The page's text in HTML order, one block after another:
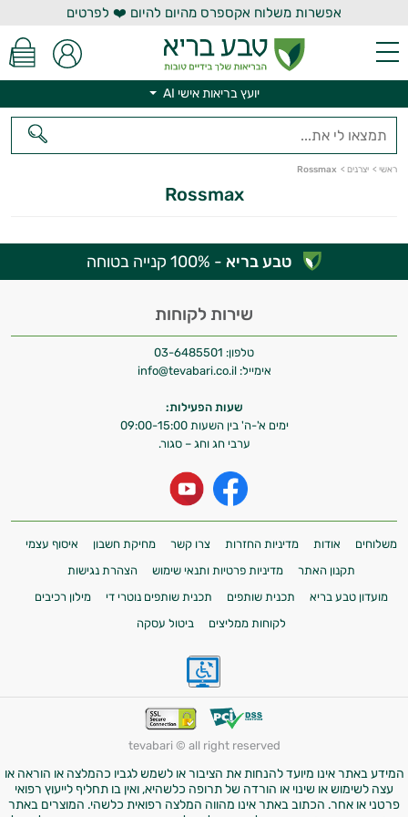
אפשרות משלוח אקספרס מהיום להיום ❤️ לפרטים
יועץ בריאות אישי AI
ראשי > יצרנים >
Rossmax
Rossmax
טבע בריא - 100% קנייה בטוחה
שירות לקוחות
טלפון: 03-6485501
אימייל: info@tevabari.co.il
שעות הפעילות:
ימים א'-ה' בין השעות 09:00-15:00
ערבי חג וחג – סגור.
משלוחים אודות מדיניות החזרות צרו קשר מחיקת חשבון
איסוף עצמי
תקנון האתר
מדיניות פרטיות ותנאי שימוש
הצהרת נגישות
מועדון טבע בריא
תכנית שותפים תכנית שותפים נוטרי די
מילון רכיבים
לקוחות ממליצים
ביטול עסקה
tevabari © all right reserved
המידע באתר אינו מיועד להנחות את הציבור או לשמש לגביו כהמלצה או הוראה או
עצה לשימוש או שינוי או הורדה של תרופה כלשהיא, ואין בו תחליף לייעוץ רפואי
פרטני או אחר. הכתוב באתר אינו מהווה המלצה רפואית כלשהי. המוצרים באתר
יועץ בריאות אישי AI
אני יועץ הבריאות האישי AI של טבע בריא.
התשובות שלי מבוססות על מאגרי מידע קליניים
וספרות מקצועית בתחומי הרפואה הטבעית
אני כאן כדי לעזור לך להתאים את תוספי
התזונה ומוצרי הבריאות המדויקים למטרות
עובדים יחד כדי למקסם תוצאות גם בחיי היום
יום וגם בתחום הכושר והספורט.
המטרה שלי היא להתאים עבורך המלצות
אישיות מבוססות מדעית.
זה הזמן להתחיל. איך אוכל לעזור?